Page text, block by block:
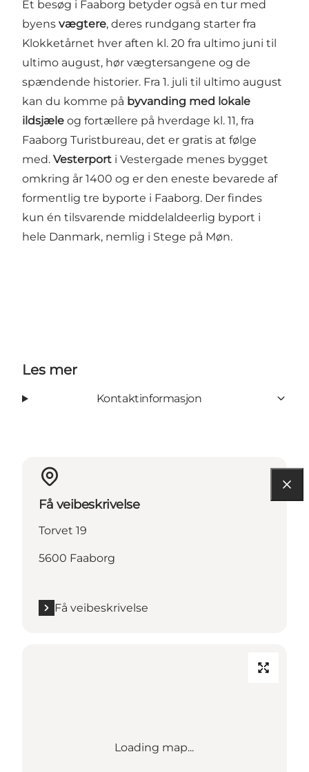
Et besøg i Faaborg betyder også en tur med
byens vægtere, deres rundgang starter fra
Klokketårnet hver aften kl. 20 fra ultimo juni til
ultimo august, hør vægtersangene og de
spændende historier. Fra 1. juli til ultimo august
kan du komme på byvanding med lokale
ildsjæle og fortællere på hverdage kl. 11, fra
Faaborg Turistbureau, det er gratis at følge
med. Vesterport i Vestergade menes bygget
omkring år 1400 og er den eneste bevarede af
formentlig tre byporte i Faaborg. Der findes
kun én tilsvarende middelaldeerlig byport i
hele Danmark, nemlig i Stege på Møn.
Les mer
Kontaktinformasjon
Få veibeskrivelse
Torvet 19
5600 Faaborg
Få veibeskrivelse
Loading map...